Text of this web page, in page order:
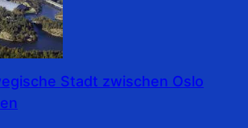
Stadt zwischen Oslo